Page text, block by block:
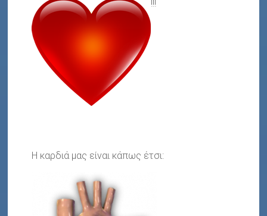
!!!
Η καρδιά μας είναι κάπως έτσι: